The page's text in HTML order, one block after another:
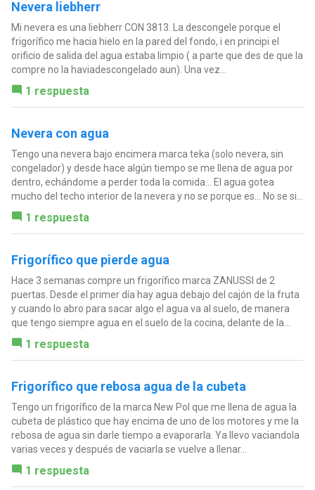
Nevera liebherr
Mi nevera es una liebherr CON 3813. La descongele porque el
frigorífico me hacia hielo en la pared del fondo, i en principi el
orificio de salida del agua estaba limpio ( a parte que des de que la
compre no la haviadescongelado aun). Una vez...
1 respuesta
Nevera con agua
Tengo una nevera bajo encimera marca teka (solo nevera, sin
congelador) y desde hace algún tiempo se me llena de agua por
dentro, echándome a perder toda la comida... El agua gotea
mucho del techo interior de la nevera y no se porque es... No se si...
1 respuesta
Frigorífico que pierde agua
Hace 3 semanas compre un frigorífico marca ZANUSSI de 2
puertas. Desde el primer día hay agua debajo del cajón de la fruta
y cuando lo abro para sacar algo el agua va al suelo, de manera
que tengo siempre agua en el suelo de la cocina, delante de la...
1 respuesta
Frigorífico que rebosa agua de la cubeta
Tengo un frigorífico de la marca New Pol que me llena de agua la
cubeta de plástico que hay encima de uno de los motores y me la
rebosa de agua sin darle tiempo a evaporarla. Ya llevo vaciandola
varias veces y después de vaciarla se vuelve a llenar...
1 respuesta